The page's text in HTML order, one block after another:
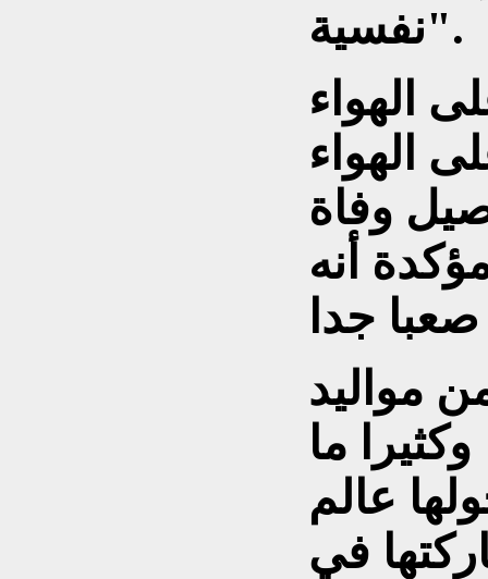
نفسية".
الهواء
الهواء
وفاة
أنه
مواليد
ما
عالم
في